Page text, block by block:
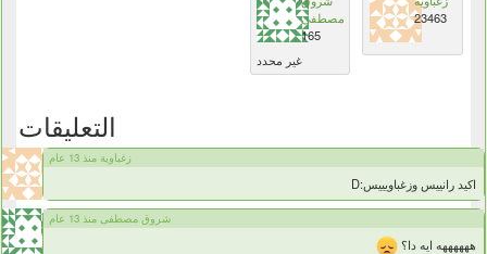
مصطفى
165
غير محدد
23463
التعليقات
زغباوية منذ 13 عام
اكيد رانييس وزغباويييس:D
شروق مصطفى منذ 13 عام
ههههههه ايه دا؟